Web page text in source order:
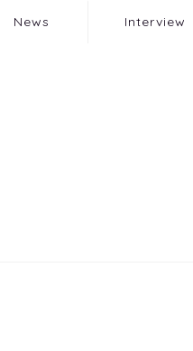
News Interview